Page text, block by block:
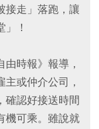
接走」落跑，讓
！
時報》報導，
或仲介公司，
確認好接送時間
機可乘。雖說就